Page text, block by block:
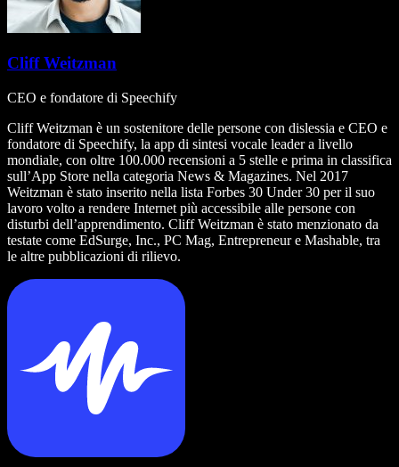
Cliff Weitzman
CEO e fondatore di Speechify
Cliff Weitzman è un sostenitore delle persone con dislessia e CEO e
fondatore di Speechify, la app di sintesi vocale leader a livello
mondiale, con oltre 100.000 recensioni a 5 stelle e prima in classifica
sull’App Store nella categoria News & Magazines. Nel 2017
Weitzman è stato inserito nella lista Forbes 30 Under 30 per il suo
lavoro volto a rendere Internet più accessibile alle persone con
disturbi dell’apprendimento. Cliff Weitzman è stato menzionato da
testate come EdSurge, Inc., PC Mag, Entrepreneur e Mashable, tra
le altre pubblicazioni di rilievo.